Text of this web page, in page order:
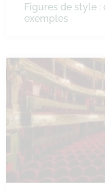
Figures de style
exemples